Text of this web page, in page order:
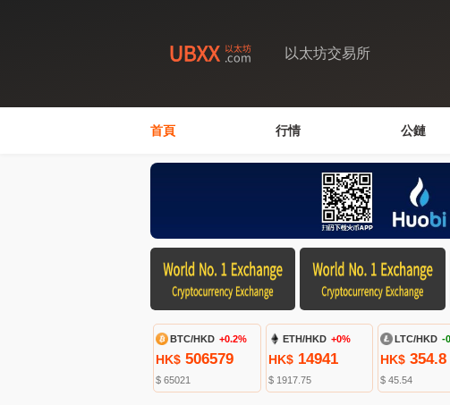
以太坊交易所
首頁 行情 公鏈
BTC/HKD +0.2%
HK$ 506579
$ 65021
ETH/HKD +0%
HK$14941
$ 1917.75
LTC/HKD -
HK$354.8
$ 45.54